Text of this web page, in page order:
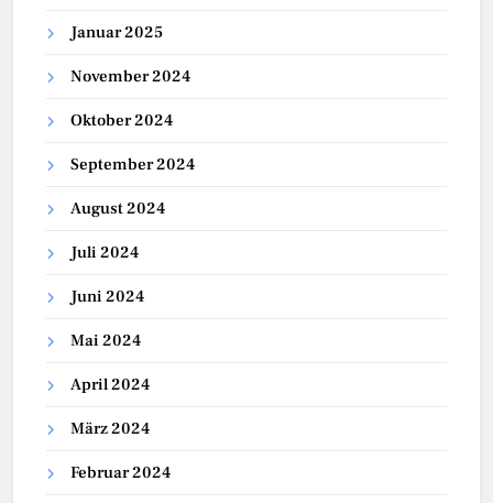
Januar 2025
November 2024
Oktober 2024
September 2024
August 2024
Juli 2024
Juni 2024
Mai 2024
April 2024
März 2024
Februar 2024